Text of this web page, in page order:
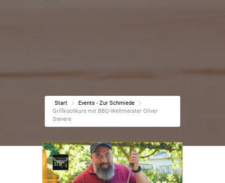
Start
Events - Zur Schmiede
Grillkochkurs mit BBQ-Weltmeister Oliver
Sievers